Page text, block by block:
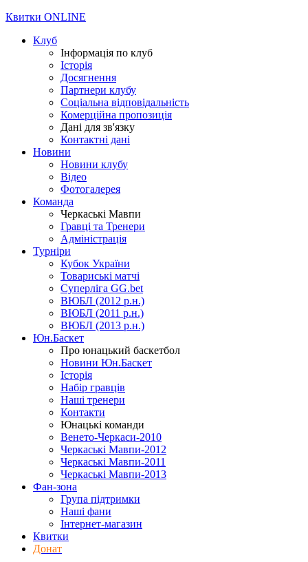
Квитки ONLINE
Клуб
Інформація по клуб
Історія
Досягнення
Партнери клубу
Соціальна відповідальність
Комерційна пропозиція
Дані для зв'язку
Контактні дані
Новини
Новини клубу
Відео
Фотогалерея
Команда
Черкаські Мавпи
Гравці та Тренери
Адміністрація
Турніри
Кубок України
Товариські матчі
Суперліга GG.bet
ВЮБЛ (2012 р.н.)
ВЮБЛ (2011 р.н.)
ВЮБЛ (2013 р.н.)
Юн.Баскет
Про юнацький баскетбол
Новини Юн.Баскет
Історія
Набір гравців
Наші тренери
Контакти
Юнацькі команди
Венето-Черкаси-2010
Черкаські Мавпи-2012
Черкаські Мавпи-2011
Черкаські Мавпи-2013
Фан-зона
Група підтримки
Наші фани
Інтернет-магазин
Квитки
Донат